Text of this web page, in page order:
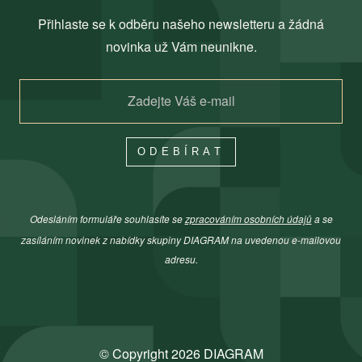
Přihlaste se k odběru našeho newsletteru a žádná
novinka už Vám neunikne.
ODEBÍRAT
Odesláním formuláře souhlasíte sezpracováním osobních údajůa se
zasíláním novinek z nabídky skupiny DIAGRAM na uvedenou e-mailovou
adresu.
© Copyright 2026 DIAGRAM